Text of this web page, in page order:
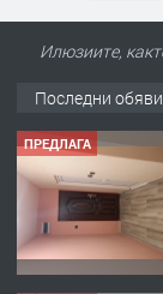
Илюзиите,
Последни обяви
ПРЕДЛАГА